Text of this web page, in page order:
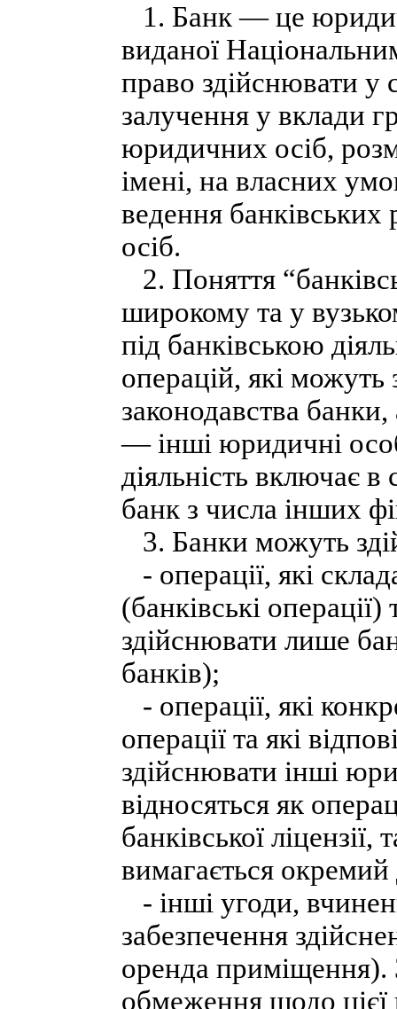
1. Банк — це
виданої
право здійснювати у
залучення у вклади
юридичних осіб,
імені, на власних
ведення
осіб.
2. Поняття
широкому та у
під банківською
операцій, які можуть
законодавства
— інші юридичні
діяльність включає в
банк з числа інших
3. Банки можуть
- операції, які
(банківські
здійснювати лише
банків);
- операції, які
операції та які
здійснювати інші
відносяться як
банківської
вимагається
- інші угоди,
забезпечення
оренда приміщення).
обмеження щодо